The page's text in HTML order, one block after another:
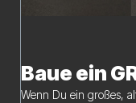
Baue ein
Wenn Du ein großes,